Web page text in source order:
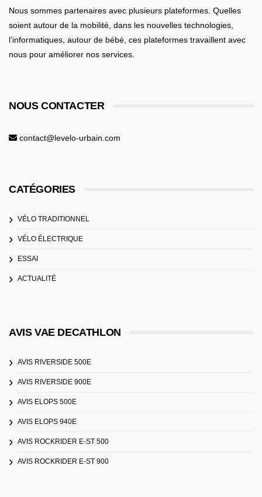
Nous sommes partenaires avec plusieurs plateformes. Quelles
soient autour de la mobilité , dans les nouvelles technologies,
l’informatiques, autour de bébé , ces plateformes travaillent avec
nous pour améliorer nos services.
NOUS CONTACTER
contact@levelo-urbain.com
CATÉGORIES
VÉLO TRADITIONNEL
VÉLO ÉLECTRIQUE
ESSAI
ACTUALITÉ
AVIS VAE DECATHLON
AVIS RIVERSIDE 500E
AVIS RIVERSIDE 900E
AVIS ELOPS 500E
AVIS ELOPS 940E
AVIS ROCKRIDER E-ST 500
AVIS ROCKRIDER E-ST 900